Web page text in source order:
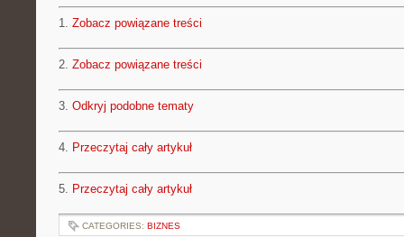
1. Zobacz powiązane treści
2. Zobacz powiązane treści
3. Odkryj podobne tematy
4. Przeczytaj cały artykuł
5. Przeczytaj cały artykuł
CATEGORIES: BIZNES